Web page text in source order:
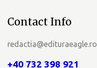
Contact Info
redactia@edituraeagle.ro
+40 732 398 921